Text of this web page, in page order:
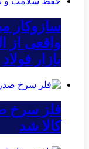
سازوکار
واقعی از
بازار فولاد
فلز سرخ
کالا شد